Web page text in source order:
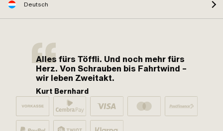
Deutsch
Alles fürs Töffli. Und noch mehr fürs
Herz. Von Schrauben bis Fahrtwind –
wir leben Zweitakt.
Kurt Bernhard